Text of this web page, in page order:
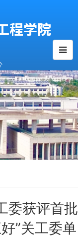
委获评首批
”关工委单